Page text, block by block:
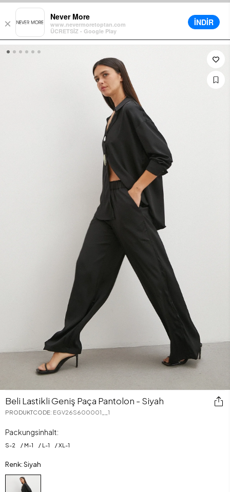
×
Never More
www.nevermoretoptan.com
ÜCRETSİZ - Google Play
İNDİR
für alle Bestellungen
Beli Lastikli Geniş Paça Pantolon - Siyah
PRODUKTCODE: EGV26S600001__1
Packungsinhalt:
S-2 M-1 L -1 XL -1
Renk: Siyah